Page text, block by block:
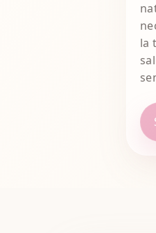
la